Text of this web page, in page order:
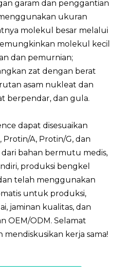
garam dan penggantian
ukuran
molekul besar melalui
molekul kecil
dan pemurnian;
zat dengan berat
asam nukleat dan
berpendar, dan gula.
dapat disesuaikan
Protin/A, Protin/G, dan
bahan bermutu medis,
produksi bengkel
telah menggunakan
untuk produksi,
jaminan kualitas, dan
OEM/ODM. Selamat
kerja sama!